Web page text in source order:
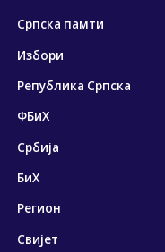
Српска памти
Избори
Република Српска
ФБиХ
Србија
БиХ
Регион
Свијет